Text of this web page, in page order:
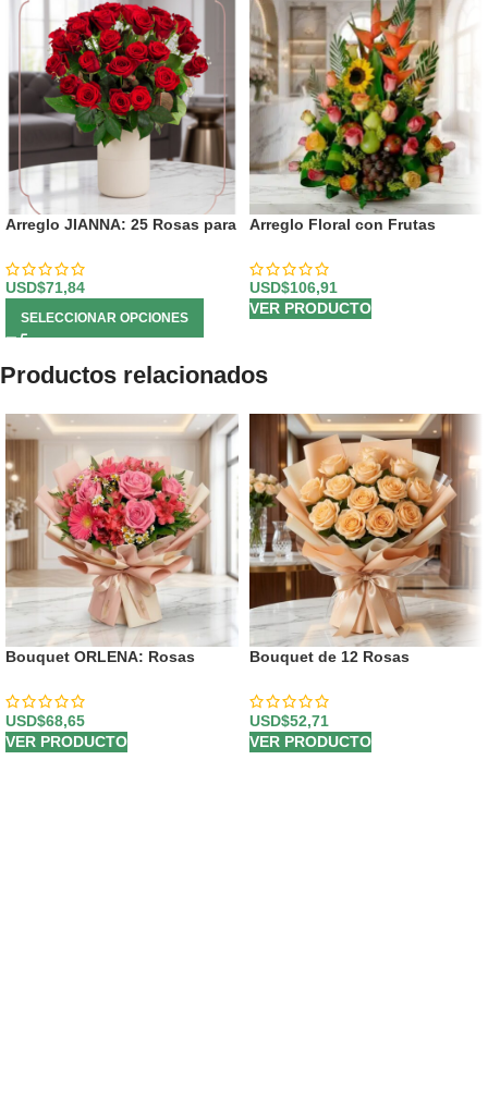
Arreglo JIANNA: 25 Rosas para
USD$71,84
SELECCIONAR OPCIONES
Arreglo Floral con Frutas
USD$106,91
VER PRODUCTO
Productos relacionados
Bouquet ORLENA: Rosas
Diseño Primaveral 🌸
USD$68,65
VER PRODUCTO
Bouquet de 12 Rosas
Enamorar 🌹
USD$52,71
VER PRODUCTO